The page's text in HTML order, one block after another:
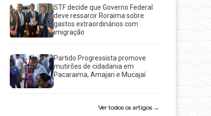
STF decide que Governo Federal
deve ressarcir Roraima sobre
gastos extraordinários com
imigração
Partido Progressista promove
mutirões de cidadania em
Pacaraima, Amajari e Mucajaí
Ver todos os artigos →